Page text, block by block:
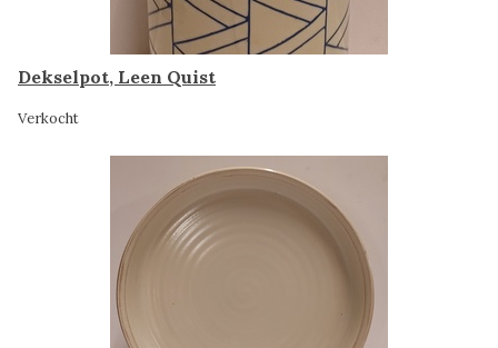
Dekselpot, Leen Quist
Verkocht